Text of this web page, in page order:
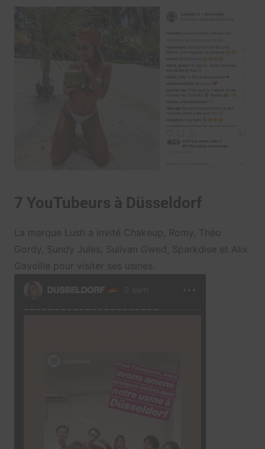
7 YouTubeurs à Düsseldorf
La marque Lush a invité Chakeup, Romy, Théo
Gordy, Sundy Jules, Sulivan Gwed, Sparkdise et Alix
Gavoille pour visiter ses usines.